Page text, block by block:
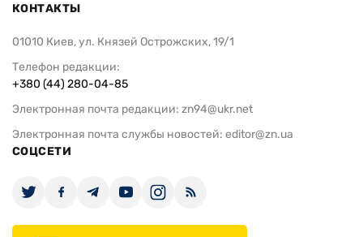
КОНТАКТЫ
01010 Киев, ул. Князей Острожских, 19/1
Телефон редакции:
+380 (44) 280-04-85
Электронная почта редакции: zn94@ukr.net
Электронная почта службы новостей: editor@zn.ua
СОЦСЕТИ